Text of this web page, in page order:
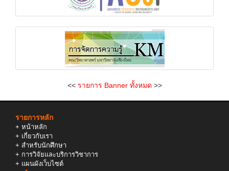
<< รายการ Banner ทั้งหมด >>
รายการหลัก
+ หน้าหลัก
+ เกี่ยวกับเรา
+ สำหรับนักศึกษา
+ การวิจัยและบริการวิชาการ
+ แผนผังเว็บไซต์